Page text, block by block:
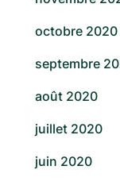
octobre 2020
septembre
août 2020
juillet 2020
juin 2020